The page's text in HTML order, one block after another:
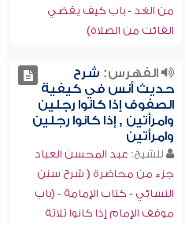
من الغد - باب كيف يقضي
الفائت من الصلاة)
الفهرس: شرح
حديث أنس في كيفية
الصفوف إذا كانوا رجلين
وامرأتين , إذا كانوا رجلين
وامرأتين
للشيخ: عبد المحسن العباد
جزء من محاضرة ( شرح سنن
النسائي - كتاب الإمامة - (باب
موقف الإمام إذا كانوا ثلاثة